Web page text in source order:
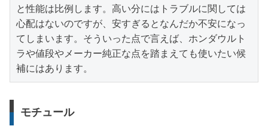
と性能は比例します。高い分にはトラブルに関しては
心配はないのですが、安すぎるとなんだか不安になっ
てしまいます。そういった点で言えば、ホンダウルト
ラや値段やメーカー純正な点を踏まえても使いたい候
補にはあります。
モチュール